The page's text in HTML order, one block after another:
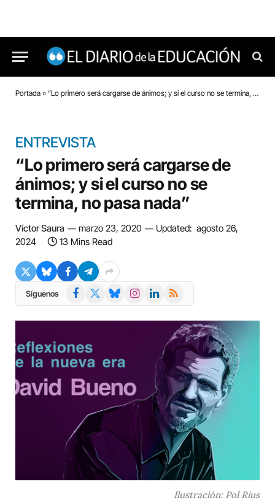
Portada » “Lo primero será cargarse de ánimos; y si el curso no se termina, no pasa nada”
ENTREVISTA
“Lo primero será cargarse de
ánimos; y si el curso no se
termina, no pasa nada”
Víctor Saura marzo 23, 2020 Updated: agosto 26,
2024
13 Mins Read
Síguenos Facebook BlueskyInstagramLinkedIn
RSS
Ilustración: Pol Rius